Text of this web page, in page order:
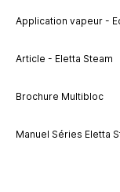
Application vapeur -
Article - Eletta Steam
Brochure Multibloc
Manuel Séries Eletta